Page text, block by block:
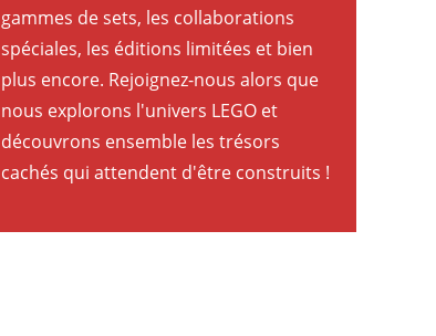
gammes de sets, les collaborations
spéciales, les éditions limitées et bien
plus encore. Rejoignez-nous alors que
nous explorons l'univers LEGO et
découvrons ensemble les trésors
cachés qui attendent d'être construits !